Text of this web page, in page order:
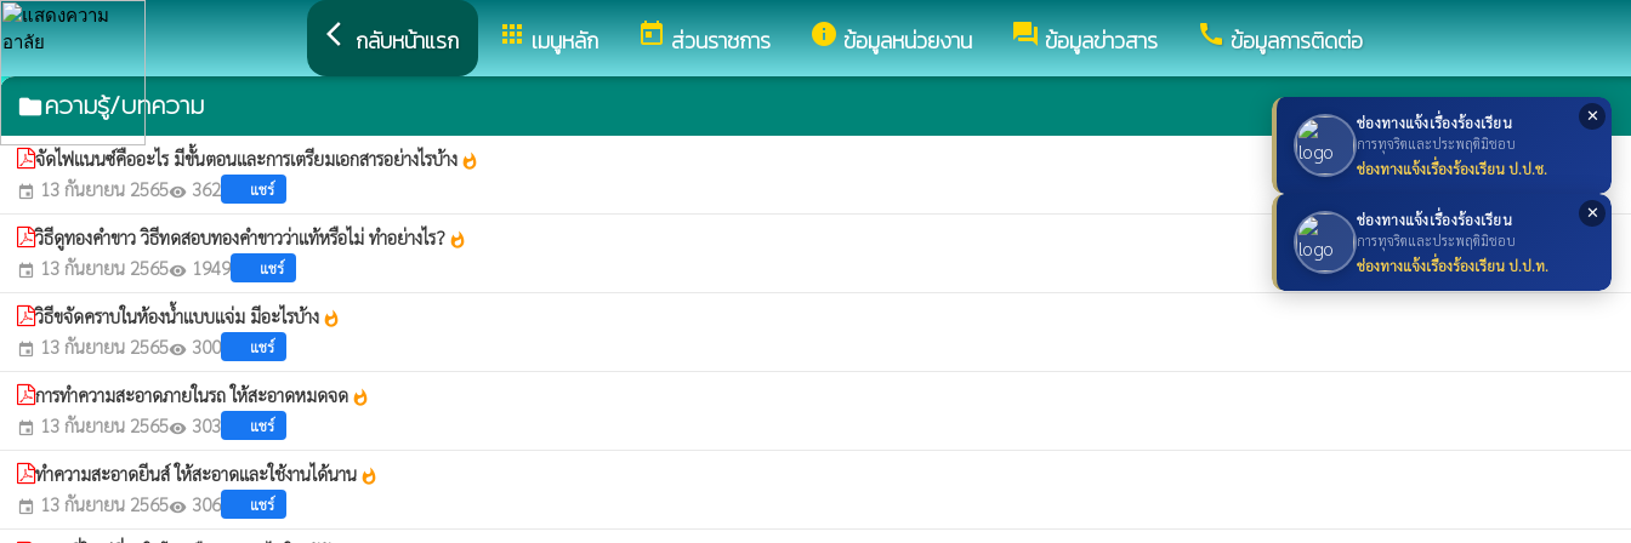
✕
ช่องทางแจ้งเรื่องร้องเรียน
การทุจริตและประพฤติมิชอบ
ช่องทางแจ้งเรื่องร้องเรียน ป.ป.ช.
✕
ช่องทางแจ้งเรื่องร้องเรียน
การทุจริตและประพฤติมิชอบ
ช่องทางแจ้งเรื่องร้องเรียน ป.ป.ท.
arrow_back_ios กลับหน้าแรก appsเมนูหลัก todayส่วนราชการ infoข้อมูลหน่วยงาน forumข้อมูลข่าวสาร callข้อมูลการติดต่อ
folderความรู้/บทความ
จัดไฟแนนซ์คืออะไร มีขั้นตอนและการเตรียมเอกสารอย่างไรบ้าง whatshot
event 13 กันยายน 2565visibility 362 แชร์
วิธีดูทองคําขาว วิธีทดสอบทองคำขาวว่าแท้หรือไม่ ทำอย่างไร? whatshot
event 13 กันยายน 2565visibility 1949 แชร์
วิธีขจัดคราบในห้องน้ำแบบแจ่ม มีอะไรบ้าง whatshot
event 13 กันยายน 2565visibility 300 แชร์
การทำความสะอาดภายในรถ ให้สะอาดหมดจด whatshot
event 13 กันยายน 2565visibility 303 แชร์
ทำความสะอาดยีนส์ ให้สะอาดและใช้งานได้นาน whatshot
event 13 กันยายน 2565visibility 306 แชร์